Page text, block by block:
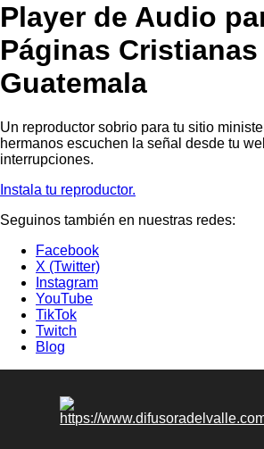
Player de Audio
Páginas Cristianas
Guatemala
Un reproductor sobrio para tu sitio
hermanos escuchen la señal desde tu
interrupciones.
Instala tu reproductor.
Seguinos también en nuestras redes:
Facebook
X (Twitter)
Instagram
YouTube
TikTok
Twitch
Blog